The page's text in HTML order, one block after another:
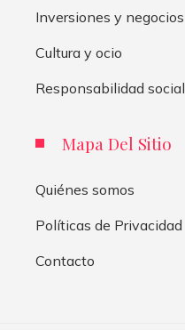
Inversiones y negocios
Cultura y ocio
Responsabilidad social
Mapa Del Sitio
Quiénes somos
Políticas de Privacidad
Contacto